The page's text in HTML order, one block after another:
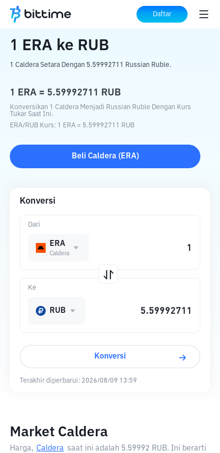
Daftar
Beranda Konverter Kripto ke RUB
1 ERA ke RUB
1 Caldera Setara Dengan 5.59992711 Russian Ruble.
1 ERA = 5.59992711 RUB
Konversikan 1 Caldera Menjadi Russian Ruble Dengan Kurs
Tukar Saat Ini.
ERA/RUB Kurs: 1 ERA = 5.59992711 RUB
Beli Caldera( ERA)
Konversi
Dari
ERA
Caldera
Ke
RUB
Konversi
Terakhir diperbarui: 2026/08/09 13:59
Market Caldera
Harga, Caldera saat ini adalah 5.59992 RUB. Ini berarti